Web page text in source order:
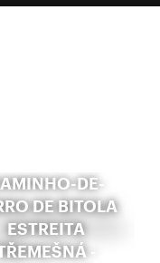
DE-
DE BITOLA
ESTREITA
-